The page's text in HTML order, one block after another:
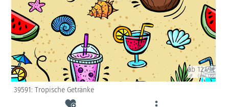
ab 12.49€
(inkl. USt)
39591: Tropische Getränke